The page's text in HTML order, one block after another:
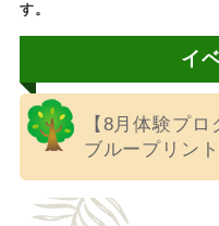
す。
園内マップ
イベント情報
イ
【8月体験プ
ブループリント